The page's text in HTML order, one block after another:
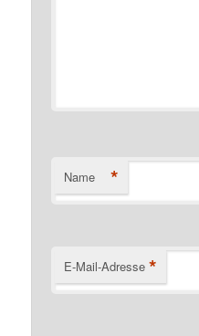
Name *
E-Mail-Adresse *